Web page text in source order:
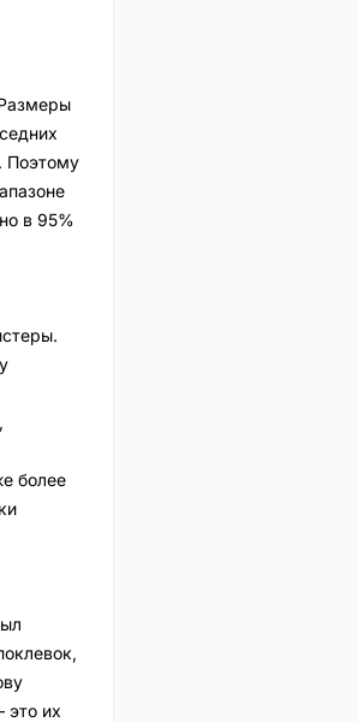
Поэтому
в 95%
более
это их